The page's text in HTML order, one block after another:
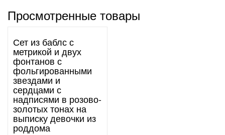
Просмотренные товары
Сет из баблс с
метрикой и двух
фонтанов с
фольгированными
звездами и
сердцами с
надписями в розово-
золотых тонах на
выписку девочки из
роддома